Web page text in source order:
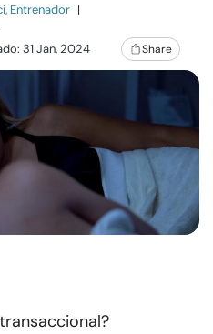
Entrenador |
31 Jan, 2024 Share